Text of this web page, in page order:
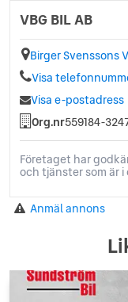
VBG BIL AB
Birger Svenssons
Visa
Visa e-postadress
Org.nr559184-
Företaget har
och tjänster som är
Anmäl annons